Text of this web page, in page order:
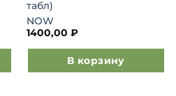
табл)
NOW
1400,00 ₽
В корзину